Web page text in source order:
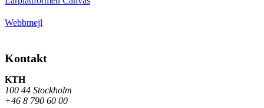
Webbmejl
Kontakt
KTH
100 44 Stockholm
+46 8 790 60 00